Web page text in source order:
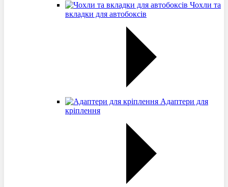
Чохли та
вкладки для автобоксів
Адаптери для
кріплення